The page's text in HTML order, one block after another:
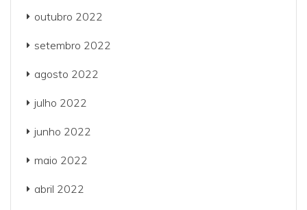
outubro 2022
setembro 2022
agosto 2022
julho 2022
junho 2022
maio 2022
abril 2022